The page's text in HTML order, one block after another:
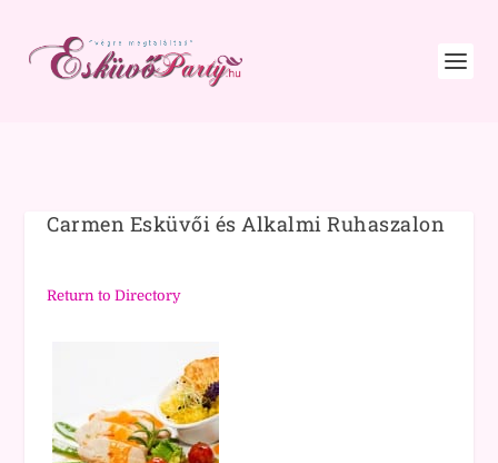
Carmen Esküvői és Alkalmi Ruhaszalon
Return to Directory